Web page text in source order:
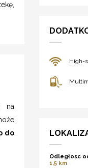
na
do
High-
Odległosc
1,5 km